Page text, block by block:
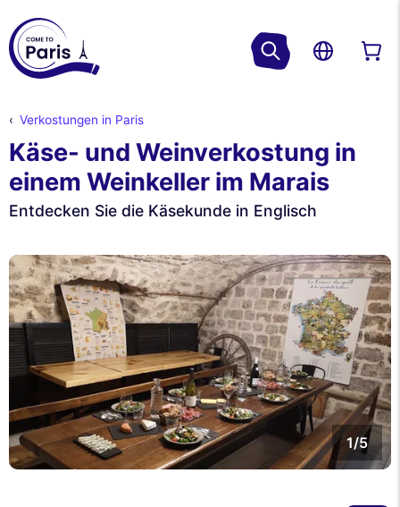
Verkostungen in Paris
Käse- und Weinverkostung in
einem Weinkeller im Marais
Entdecken Sie die Käsekunde in Englisch
1/5